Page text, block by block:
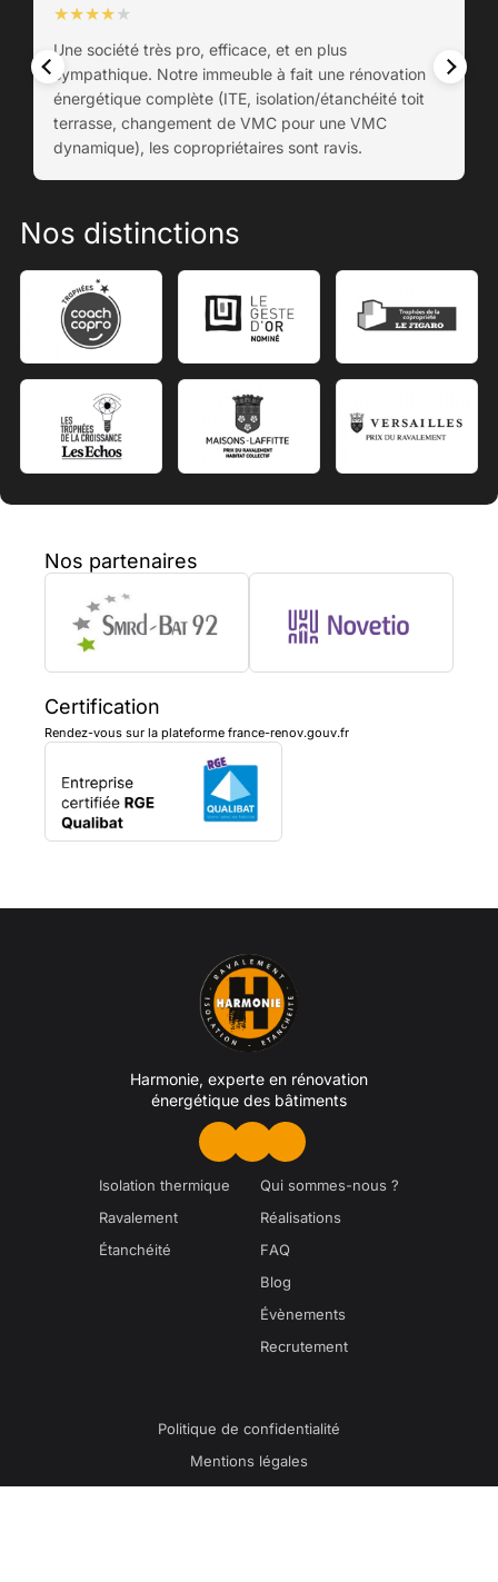
★★★★★
Une société très pro, efficace, et en plus
sympathique. Notre immeuble à fait une rénovation
énergétique complète (ITE, isolation/étanchéité toit
terrasse, changement de VMC pour une VMC
dynamique), les copropriétaires sont ravis.
Nos distinctions
Nos partenaires
Certification
Rendez-vous sur la plateforme france-renov.gouv.fr
Harmonie, experte en rénovation
énergétique des bâtiments
Isolation thermique
Ravalement
Étanchéité
Qui sommes-nous ?
Réalisations
FAQ
Blog
Évènements
Recrutement
Politique de confidentialité
Mentions légales